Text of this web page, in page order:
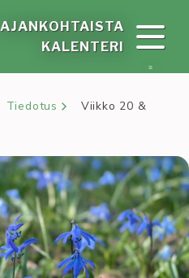
KA­LEN­TE­RI
AJAN­KOH­TAIS­TA
Tiedotus
Viikko 20 &